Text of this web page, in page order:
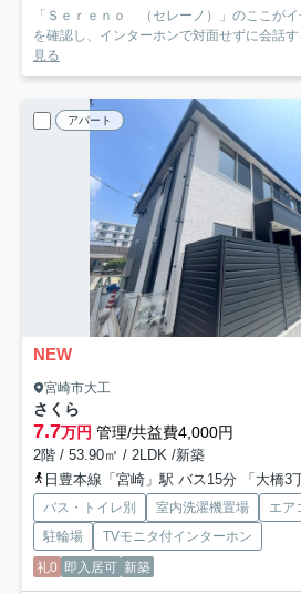
「Ｓｅｒｅｎｏ （セレーノ）」のここが
を確認し、インターホンで対面せずに会話
見る
アパート
NEW
宮崎市大工
さくら
7.7万円 管理/共益費4,000円
2階 / 53.90㎡ / 2LDK /新築
日豊本線「宮崎」駅 バス15分 「大橋3
バス・トイレ別 室内洗濯機置場 エア
駐輪場
TVモニタ付インターホン
礼0 即入居可 新築